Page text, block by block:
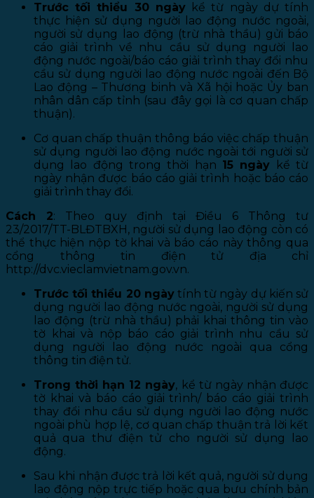
Trước tối thiểu 30 ngàykể từ ngày dự tính
thực hiện sử dụng người lao động nước ngoài,
người sử dụng lao động (trừ nhà thầu) gửi báo
cáo giải trình về nhu cầu sử dụng người lao
động nước ngoài/báo cáo giải trình thay đổi nhu
cầu sử dụng người lao động nước ngoài đến Bộ
Lao động – Thương binh và Xã hội hoặc Ủy ban
nhân dân cấp tỉnh (sau đây gọi là cơ quan chấp
thuận).
Cơ quan chấp thuận thông báo việc chấp thuận
sử dụng người lao động nước ngoài tới người sử
dụng lao động trong thời hạn 15 ngày kể từ
ngày nhận được báo cáo giải trình hoặc báo cáo
giải trình thay đổi.
Cách 2: Theo quy định tại Điều 6 Thông tư
23/2017/TT-BLĐTBXH, người sử dụng lao động còn có
thể thực hiện nộp tờ khai và báo cáo này thông qua
cổng thông tin điện tử địa chỉ
http://dvc.vieclamvietnam.gov.vn.
Trước tối thiểu 20 ngàytính từ ngày dự kiến sử
dụng người lao động nước ngoài, người sử dụng
lao động (trừ nhà thầu) phải khai thông tin vào
tờ khai và nộp báo cáo giải trình nhu cầu sử
dụng người lao động nước ngoài qua cổng
thông tin điện tử.
Trong thời hạn 12 ngày, kể từ ngày nhận được
tờ khai và báo cáo giải trình/ báo cáo giải trình
thay đổi nhu cầu sử dụng người lao động nước
ngoài phù hợp lệ, cơ quan chấp thuận trả lời kết
quả qua thư điện tử cho người sử dụng lao
động.
Sau khi nhận được trả lời kết quả, người sử dụng
lao động nộp trực tiếp hoặc qua bưu chính bản